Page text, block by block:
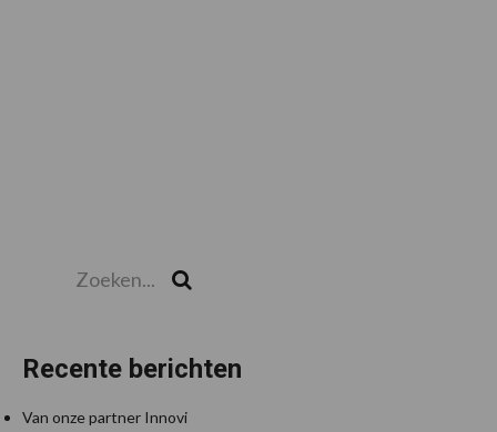
Recente berichten
Van onze partner Innovi